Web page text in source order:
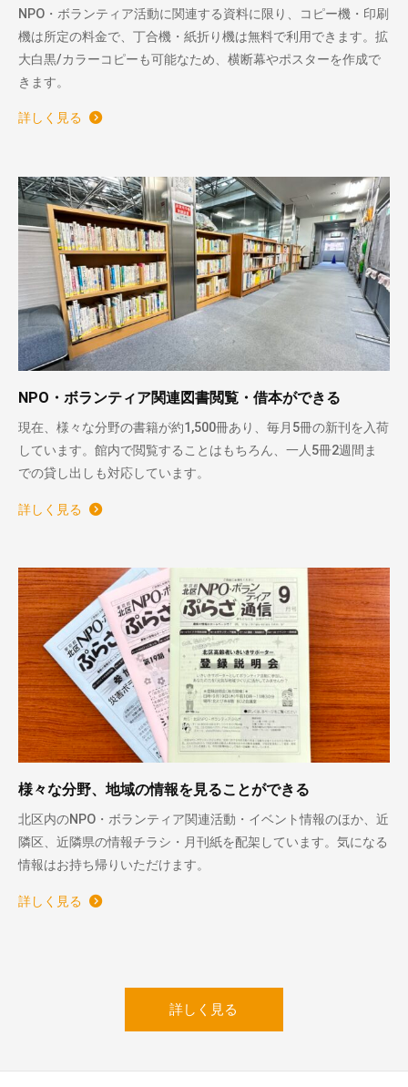
NPO・ボランティア活動に関連する資料に限り、コピー機・印刷
機は所定の料金で、丁合機・紙折り機は無料で利用できます。拡
大白黒/カラーコピーも可能なため、横断幕やポスターを作成で
きます。
詳しく見る
NPO・ボランティア関連図書閲覧・借本ができる
現在、様々な分野の書籍が約1,500冊あり、毎月5冊の新刊を入荷
しています。館内で閲覧することはもちろん、一人5冊2週間ま
での貸し出しも対応しています。
詳しく見る
様々な分野、地域の情報を見ることができる
北区内のNPO・ボランティア関連活動・イベント情報のほか、近
隣区、近隣県の情報チラシ・月刊紙を配架しています。気になる
情報はお持ち帰りいただけます。
詳しく見る
詳しく見る